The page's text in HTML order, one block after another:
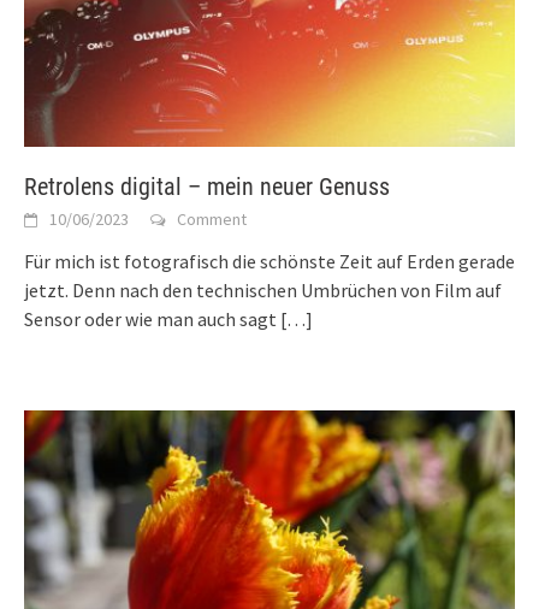
Retrolens digital – mein neuer Genuss
10/06/2023 Comment
Für mich ist fotografisch die schönste Zeit auf Erden gerade
jetzt. Denn nach den technischen Umbrüchen von Film auf
Sensor oder wie man auch sagt […]